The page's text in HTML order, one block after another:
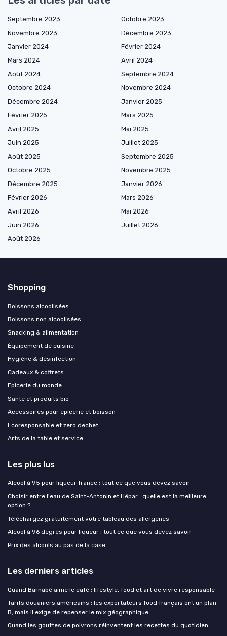
Septembre 2023
Octobre 2023
Novembre 2023
Décembre 2023
Janvier 2024
Février 2024
Mars 2024
Avril 2024
Août 2024
Septembre 2024
Octobre 2024
Novembre 2024
Décembre 2024
Janvier 2025
Février 2025
Mars 2025
Avril 2025
Mai 2025
Juin 2025
Juillet 2025
Août 2025
Septembre 2025
Octobre 2025
Novembre 2025
Décembre 2025
Janvier 2026
Février 2026
Mars 2026
Avril 2026
Mai 2026
Juin 2026
Juillet 2026
Août 2026
Shopping
Boissons alcoolisées
Boissons non alcoolisées
Snacking & alimentation
Équipement de cuisine
Hygiène & désinfection
Cadeaux & coffrets
Epicerie du monde
Sante et produits bio
Accessoires pour epicerie et boisson
Ecoresponsable et zero dechet
Arts de la table et service
Les plus lus
Alcool à 95 pour liqueur france : tout ce que vous devez savoir
Choisir entre l'eau de Saint-Antonin et Hépar : quelle est la meilleure
option ?
Téléchargez gratuitement votre tableau des allergènes
Alcool à 96 degrés pour liqueur : tout ce que vous devez savoir
Prix des alcools au pas de la case
Les derniers articles
Quand Barnabé aime le café : lifestyle, food et art de vivre responsable
Tarifs douaniers américains : les exportateurs food français ont un plan
B, mais il exige de repenser le mix géographique
Quand les gouttes de poivrons réinventent les recettes du quotidien